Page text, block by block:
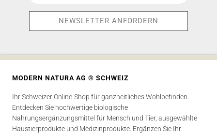
MODERN NATURA AG ® SCHWEIZ
Ihr Schweizer Online-Shop für ganzheitliches Wohlbefinden.
Entdecken Sie hochwertige biologische
Nahrungsergänzungsmittel für Mensch und Tier, ausgewählte
Haustierprodukte und Medizinprodukte. Ergänzen Sie Ihr